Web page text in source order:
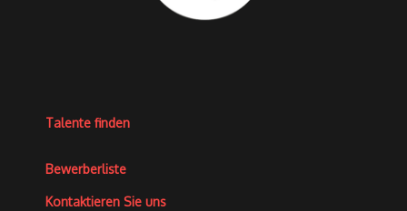
Talente finden
Bewerberliste
Kontaktieren Sie uns